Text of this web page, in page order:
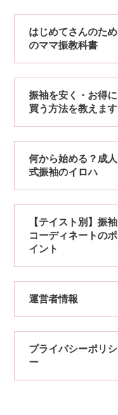
はじめてさんのため
のママ振教科書
振袖を安く・お得に
買う方法を教えます
何から始める？成人
式振袖のイロハ
【テイスト別】振袖
コーディネートのポ
イント
運営者情報
プライバシーポリシ
ー